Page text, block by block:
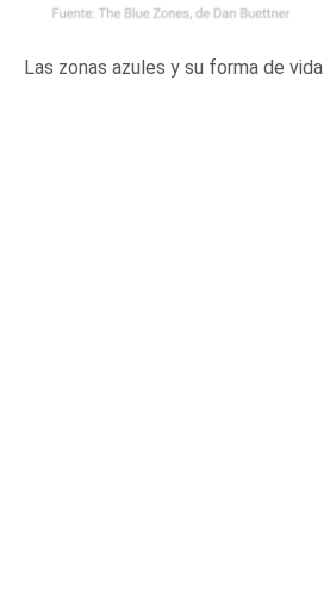
Las zonas azules y su forma de vida